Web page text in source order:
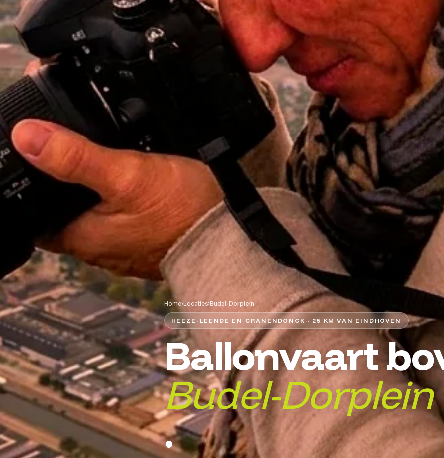
Home›Locaties›Budel-Dorplein
HEEZE-LEENDE EN CRANENDONCK · 25 KM VAN EINDHOVEN
Ballonvaart
Budel-Dorplein
.